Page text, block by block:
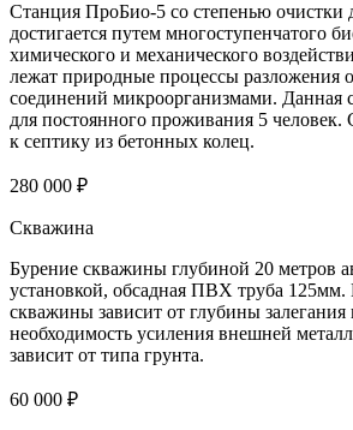
Станция ПроБио-5 со степенью очистки
достигается путем многоступенчатого
химического и механического
лежат природные процессы разложения
соединений микроорганизмами. Данная
для постоянного проживания 5
к септику из бетонных колец.
280 000 ₽
Скважина
Бурение скважины глубиной 20 метров
установкой, обсадная ПВХ труба 125мм.
скважины зависит от глубины
необходимость усиления внешней
зависит от типа грунта.
60 000 ₽